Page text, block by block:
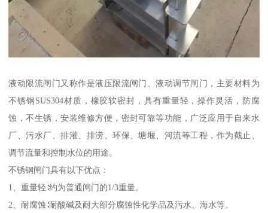
液动限流闸门又称作是液压限流闸门、液动调节闸门，主要材料为
不锈钢SUS304材质，橡胶软密封，具有重量轻，操作灵活，防腐
蚀，不生锈，安装维修方便，密封可靠等功能，广泛应用于自来水
厂、污水厂、排灌、排涝、环保、塘堰、河流等工程，作为截止、
调节流量和控制水位的用途。
不锈钢闸门具有以下优点：
1、重量轻∶约为普通闸门的1/3重量。
2、耐腐蚀∶耐酸碱及耐大部分腐蚀性化学品及污水、海水等。